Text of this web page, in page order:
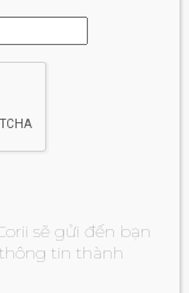
sẽ gửi đến bạn
tin thành